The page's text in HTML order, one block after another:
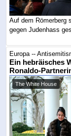
Auf dem Römerberg
gegen Judenhass
Europa --
Ein hebräisches
Ronaldo-
The White House